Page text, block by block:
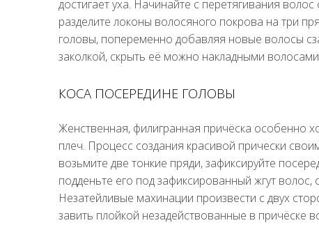
достигает уха. Начинайте с перетягивания
разделите локоны волосяного покрова на три
головы, попеременно добавляя новые волосы
заколкой, скрыть её можно накладными
КОСА ПОСЕРЕДИНЕ ГОЛОВЫ
Женственная, филигранная причёска особенно
плеч. Процесс создания красивой прически
возьмите две тонкие пряди, зафиксируйте
подденьте его под зафиксированный жгут
Незатейливые махинации произвести с двух
завить плойкой незадействованные в причёске